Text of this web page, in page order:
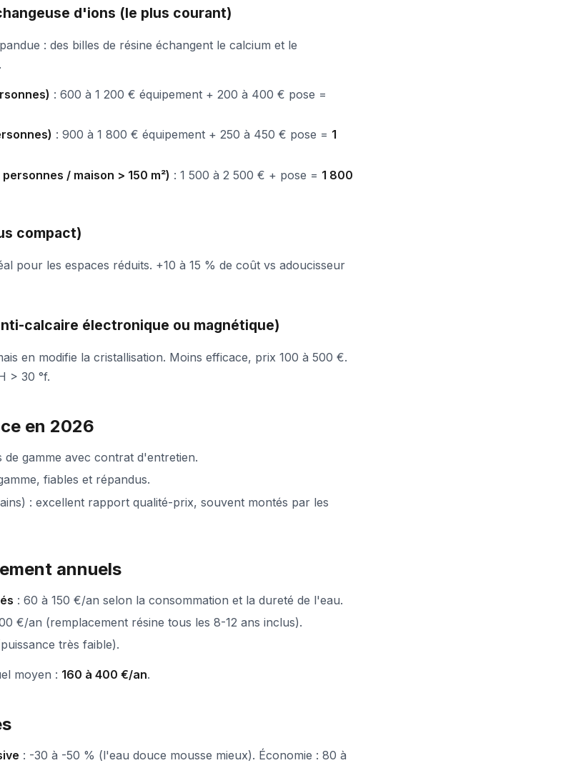
d'ions (le plus courant)
: des billes de résine échangent le calcium et le
: 600 à 1 200 € équipement + 200 à 400 € pose =
: 900 à 1 800 € équipement + 250 à 450 € pose = 1
/ maison > 150 m²) : 1 500 à 2 500 € + pose = 1 800
compact)
pour les espaces réduits. +10 à 15 % de coût vs adoucisseur
calcaire électronique ou magnétique)
en modifie la cristallisation. Moins efficace, prix 100 à 500 €.
> 30 °f.
en 2026
de gamme avec contrat d'entretien.
fiables et répandus.
: excellent rapport qualité-prix, souvent montés par les
annuels
: 60 à 150 €/an selon la consommation et la dureté de l'eau.
€/an (remplacement résine tous les 8-12 ans inclus).
très faible).
moyen : 160 à 400 €/an.
: -30 à -50 % (l'eau douce mousse mieux). Économie : 80 à